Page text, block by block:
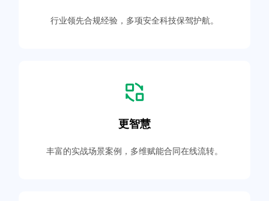
行业领先合规经验，多项安全科技保驾护航。
更智慧
丰富的实战场景案例，多维赋能合同在线流转。